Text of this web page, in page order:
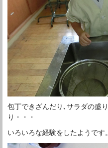
包丁できざんだり､サラダの盛
り・・・
いろいろな経験をしたようです。